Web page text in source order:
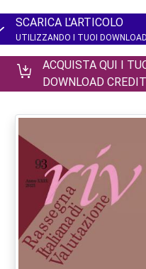
SCARICA L'ARTICOLO
UTILIZZANDO I TUOI
ACQUISTA QUI I
DOWNLOAD